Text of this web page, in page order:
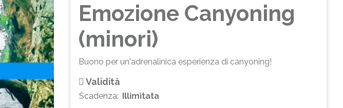
Emozione Canyoning
(minori)
Buono per un'adrenalinica esperienza di canyoning!
Validità
Scadenza: Illimitata